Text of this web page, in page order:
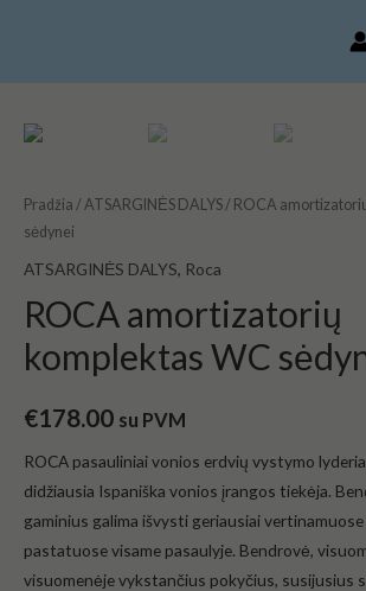
Pradžia /ATSARGINĖS DALYS/ ROCA
sėdynei
ATSARGINĖS DALYS, Roca
ROCA amortizatorių
komplektas WC
€178.00 su PVM
ROCA pasauliniai vonios erdvių vystymo
didžiausia Ispaniška vonios įrangos tiekėja.
gaminius galima išvysti geriausiai
pastatuose visame pasaulyje. Bendrovė,
visuomenėje vykstančius pokyčius, susijusius
produkto
amortizatorių
komplektas
WC
sėdynei